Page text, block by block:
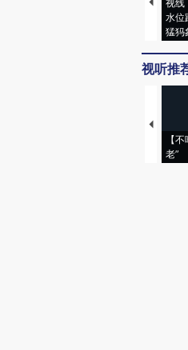
视线
水位
猛犸
视听推
【
老”